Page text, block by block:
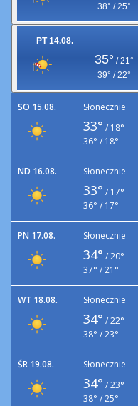
38° / 25°
PT 14.08.
35° / 21°
39° / 22°
SO 15.08. Słonecznie
33° / 18°
36° / 18°
ND 16.08. Słonecznie
33° / 17°
36° / 17°
PN 17.08. Słonecznie
34° / 20°
37° / 21°
WT 18.08. Słonecznie
34° / 22°
38° / 23°
ŚR 19.08. Słonecznie
34° / 23°
38° / 25°